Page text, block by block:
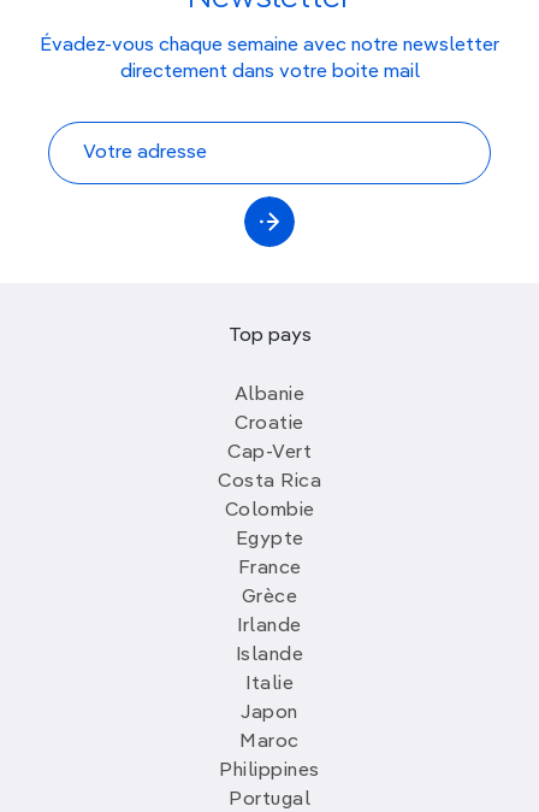
Évadez-vous chaque semaine avec notre newsletter
directement dans votre boite mail
Top pays
Albanie
Croatie
Cap-Vert
Costa Rica
Colombie
Egypte
France
Grèce
Irlande
Islande
Italie
Japon
Maroc
Philippines
Portugal